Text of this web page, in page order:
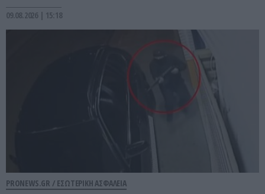
09.08.2026 | 15:18
PRONEWS.GR / ΕΣΩΤΕΡΙΚΗ ΑΣΦΑΛΕΙΑ